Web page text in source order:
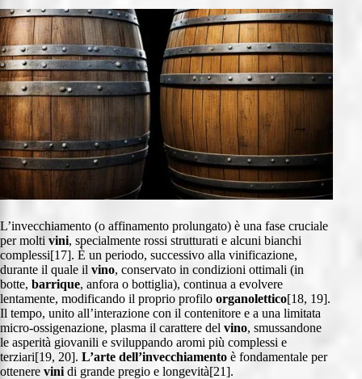
L’invecchiamento (o affinamento prolungato) è una fase cruciale
per molti vini, specialmente rossi strutturati e alcuni bianchi
complessi[17]. È un periodo, successivo alla vinificazione,
durante il quale il vino, conservato in condizioni ottimali (in
botte, barrique, anfora o bottiglia), continua a evolvere
lentamente, modificando il proprio profilo organolettico[18, 19].
Il tempo, unito all’interazione con il contenitore e a una limitata
micro-ossigenazione, plasma il carattere del vino, smussandone
le asperità giovanili e sviluppando aromi più complessi e
terziari[19, 20]. L’arte dell’invecchiamento è fondamentale per
ottenere vini di grande pregio e longevità[21].